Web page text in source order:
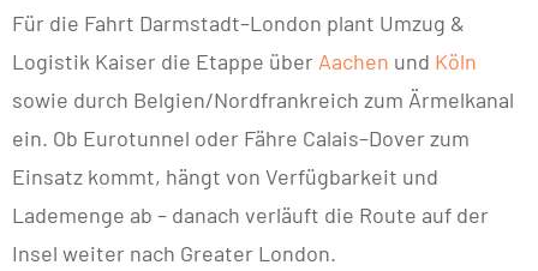
Für die Fahrt Darmstadt–London plant Umzug &
Logistik Kaiser die Etappe über Aachen und Köln
sowie durch Belgien/Nordfrankreich zum Ärmelkanal
ein. Ob Eurotunnel oder Fähre Calais–Dover zum
Einsatz kommt, hängt von Verfügbarkeit und
Lademenge ab – danach verläuft die Route auf der
Insel weiter nach Greater London.